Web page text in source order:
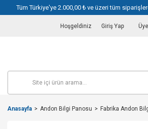
Tüm Türkiye'ye 2.000,00 ₺ ve üzeri tüm
Hoşgeldiniz Giriş Yap
Anasayfa Andon Bilgi Panosu Fabrika Andon